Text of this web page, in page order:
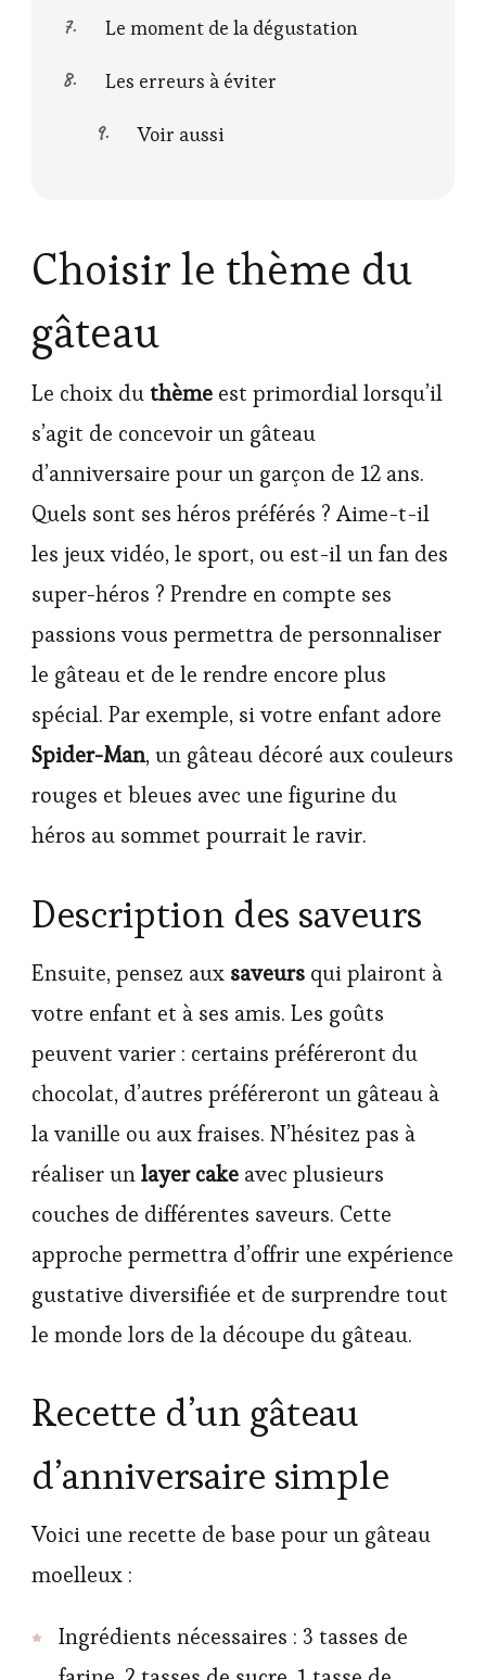
Le moment de la dégustation
Les erreurs à éviter
Voir aussi
Choisir le thème du
gâteau
Le choix duthème est primordial lorsqu’il
s’agit de concevoir un gâteau
d’anniversaire pour un garçon de 12 ans.
Quels sont ses héros préférés ? Aime-t-il
les jeux vidéo, le sport, ou est-il un fan des
super-héros ? Prendre en compte ses
passions vous permettra de personnaliser
le gâteau et de le rendre encore plus
spécial. Par exemple, si votre enfant adore
Spider-Man, un gâteau décoré aux couleurs
rouges et bleues avec une figurine du
héros au sommet pourrait le ravir.
Description des saveurs
Ensuite, pensez aux saveurs qui plairont à
votre enfant et à ses amis. Les goûts
peuvent varier : certains préféreront du
chocolat, d’autres préféreront un gâteau à
la vanille ou aux fraises. N’hésitez pas à
réaliser unlayer cake avec plusieurs
couches de différentes saveurs. Cette
approche permettra d’offrir une expérience
gustative diversifiée et de surprendre tout
le monde lors de la découpe du gâteau.
Recette d’un gâteau
d’anniversaire simple
Voici une recette de base pour un gâteau
moelleux :
Ingrédients nécessaires : 3 tasses de